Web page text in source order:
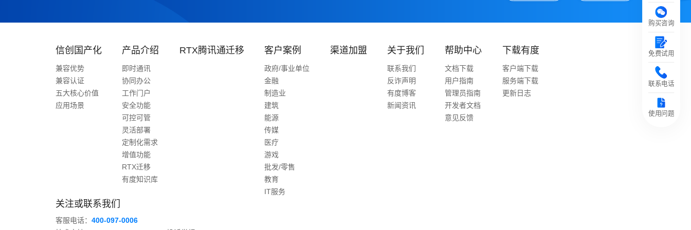
购买咨询
免费试用
联系电话
使用问题
信创国产化
兼容优势
兼容认证
五大核心价值
应用场景
产品介绍
即时通讯
协同办公
工作门户
安全功能
可控可管
灵活部署
定制化需求
增值功能
RTX迁移
有度知识库
RTX腾讯通迁移 客户案例
政府/事业单位
金融
制造业
建筑
能源
传媒
医疗
游戏
批发/零售
教育
IT服务
渠道加盟 关于我们
联系我们
反诈声明
有度博客
新闻资讯
帮助中心
文档下载
用户指南
管理员指南
开发者文档
意见反馈
下载有度
客户端下载
服务端下载
更新日志
关注或联系我们
客服电话： 400-097-0006